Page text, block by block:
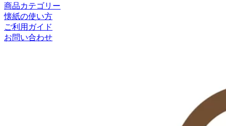
商品カテゴリー
懐紙の使い方
ご利用ガイド
お問い合わせ